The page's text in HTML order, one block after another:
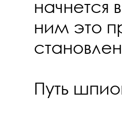
начнется
ним это
Путь